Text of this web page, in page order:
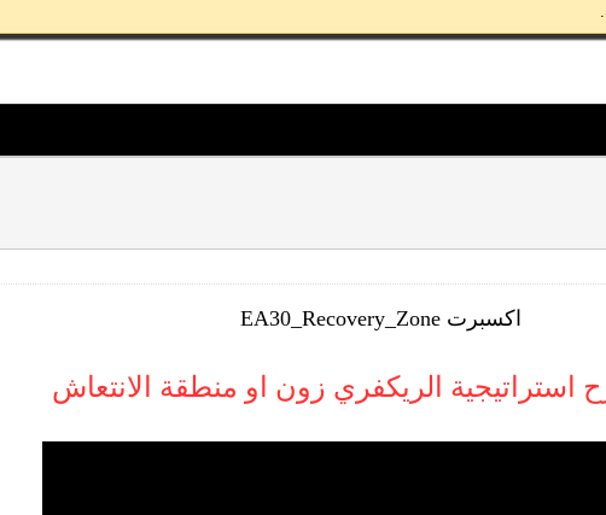
اكسبرت EA30_Recovery_Zone
استراتيجية الريكفري زون او منطقة الانتعاش